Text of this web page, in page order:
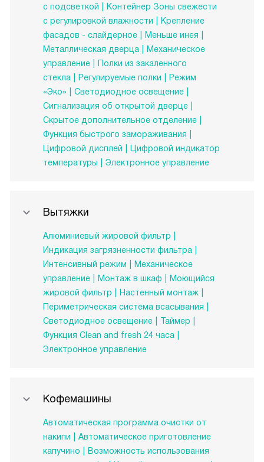
с подсветкой
Контейнер Зоны свежести
с регулировкой влажности
Крепление
фасадов - слайдерное
Меньше инея
Металлическая дверца
Механическое
управление
Полки из закаленного
стекла
Регулируемые полки
Режим
«Эко»
Светодиодное освещение
Сигнализация об открытой дверце
Скрытое дополнительное отделение
Функция быстрого замораживания
Цифровой дисплей
Цифровой индикатор
температуры
Электронное управление
Вытяжки
Алюминиевый жировой фильтр
Индикация загрязненности фильтра
Интенсивный режим
Механическое
управление
Монтаж в шкаф
Моющийся
жировой фильтр
Настенный монтаж
Периметрическая система всасывания
Светодиодное освещение
Таймер
Функция Clean and fresh 24 часа
Электронное управление
Кофемашины
Автоматическая программа очистки от
накипи
Автоматическое приготовление
капучино
Возможность использования